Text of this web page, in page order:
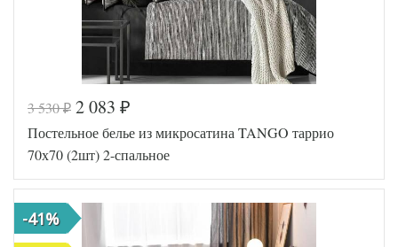
3 530₽ 2 083 ₽
Постельное белье из микросатина TANGO таррио
70х70 (2шт) 2-спальное
-41%